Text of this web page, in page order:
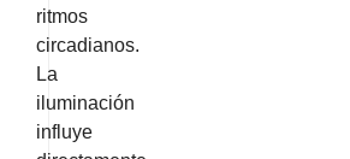
ritmos
circadianos.
La
iluminación
influye